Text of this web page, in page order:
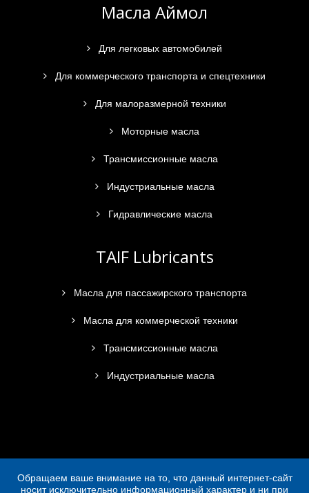
Масла Аймол
Для легковых автомобилей
Для коммерческого транспорта и спецтехники
Для малоразмерной техники
Моторные масла
Трансмиссионные масла
Индустриальные масла
Гидравлические масла
TAIF Lubricants
Масла для пассажирского транспорта
Масла для коммерческой техники
Трансмиссионные масла
Индустриальные масла
Обращаем ваше внимание на то, что данный интернет-сайт
носит исключительно информационный характер и ни при